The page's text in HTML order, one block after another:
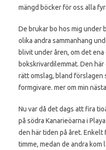
mängd böcker för oss alla
De brukar bo hos mig under
olika andra sammanhang
blivit under åren, om det
bokskrivardilemmat. Den
rätt omslag, bland förslagen
formgivare. mer om min
Nu var då det dags att fira
på södra Kanarieöarna i
den här tiden på året. Enkelt
timme, medan de andra kom